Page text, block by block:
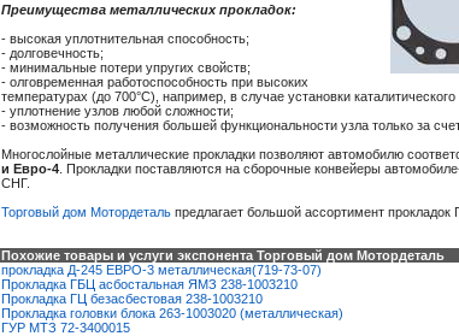
Преимущества металлических прокладок:
- высокая уплотнительная способность;
- долговечность;
- минимальные потери упругих свойств;
- олговременная работоспособность при высоких
температурах (до 700°С), например, в случае установки каталитического
- уплотнение узлов любой сложности;
- возможность получения большей функциональности узла только за
Многослойные металлические прокладки позволяют автомобилю
и Евро-4 . Прокладки поставляются на сборочные конвейеры
СНГ.
Торговый дом Мотордеталь предлагает большой ассортимент прокладок
Похожие товары и услуги экспонента Торговый дом Мотордеталь
прокладка Д-245 ЕВРО-3 металлическая(719-73-07)
Прокладка ГБЦ асбостальная ЯМЗ 238-1003210
Прокладка ГЦ безасбестовая 238-1003210
Прокладка головки блока 263-1003020 (металлическая)
ГУР МТЗ 72-3400015